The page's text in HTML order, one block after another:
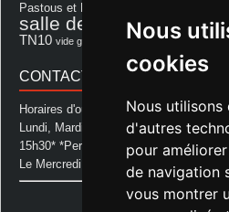
Nous
cookies
Nous utilisons
d'autres
pour
de navigation
vous montrer
Pastous et Pastourettes
salle des fêtes salle des
TN10 vide grenier Voeux école
CONTACT MAIRIE
Horaires d'ouverture de la Mairie:
Lundi, Mardi, Jeudi et Vendredi : de
15h30* *Permanence téléphonique
Le Mercredi : de 08h00 à 11h00
Mairie